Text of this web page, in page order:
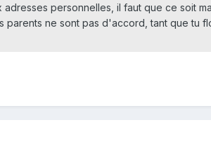
personnelles, il faut que ce soit
ne sont pas d'accord, tant que tu